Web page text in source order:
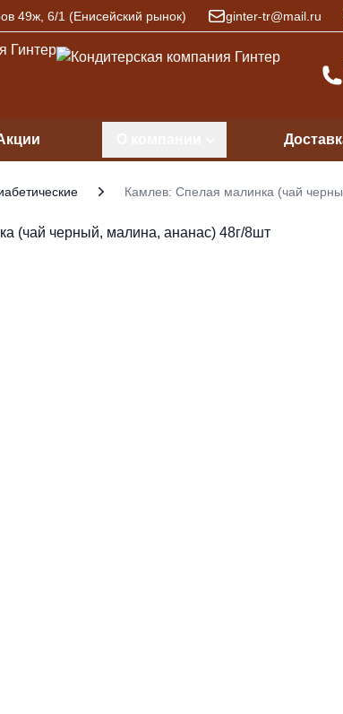
49ж, 6/1 (Енисейский рынок) ginter-tr@mail.ru
Камлев: Спелая малинка (чай